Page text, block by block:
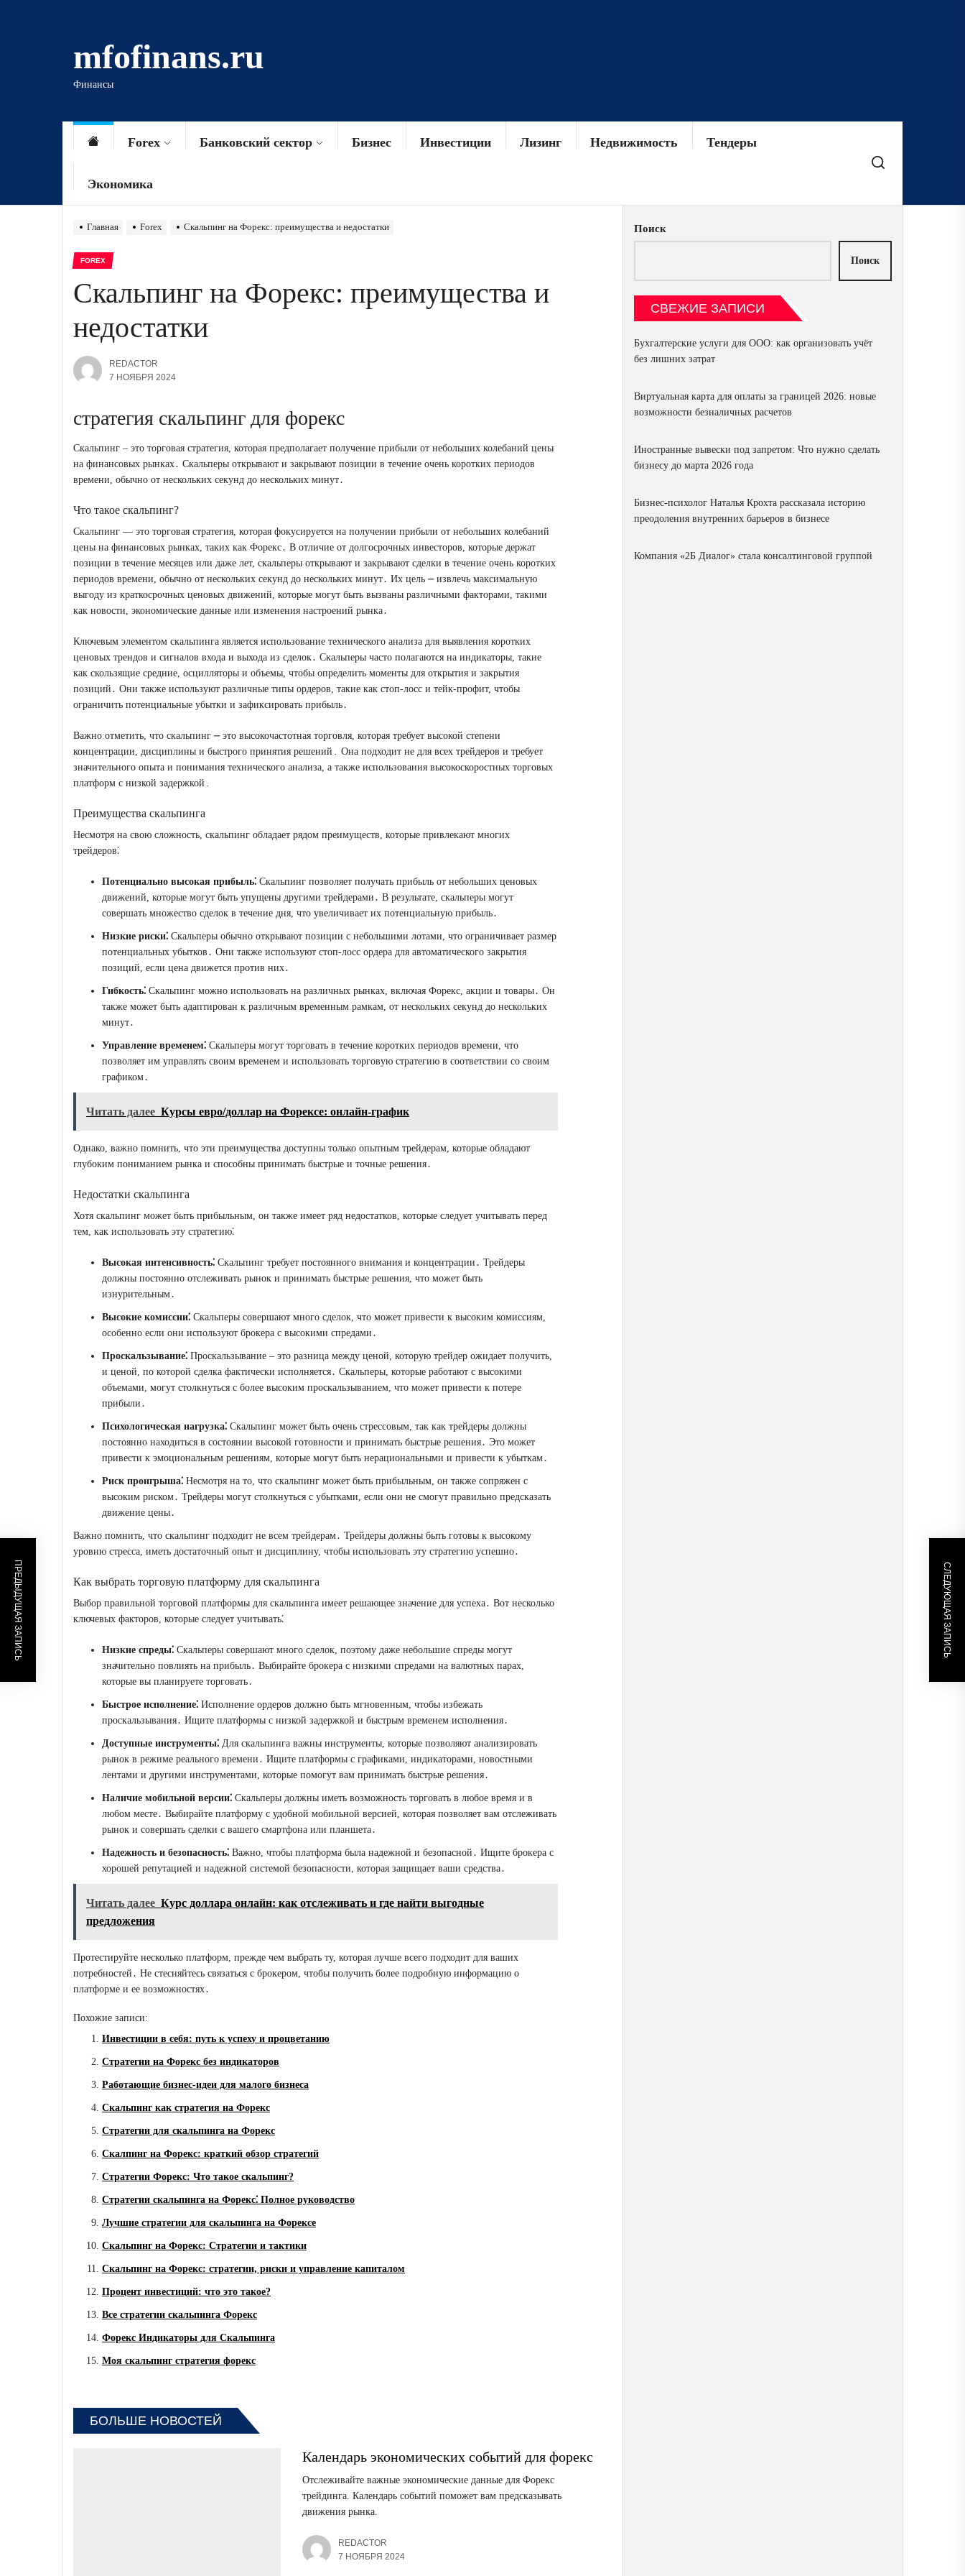
mfofinans.ru
Финансы
Forex Банковский сектор Бизнес Инвестиции Лизинг Недвижимость Тендеры
Экономика
Главная Forex Скальпинг на Форекс: преимущества и недостатки
FOREX
Скальпинг на Форекс: преимущества и
недостатки
REDACTOR
7 НОЯБРЯ 2024
стратегия скальпинг для форекс
Скальпинг – это торговая стратегия, которая предполагает получение прибыли от небольших колебаний цены
на финансовых рынках․ Скальперы открывают и закрывают позиции в течение очень коротких периодов
времени, обычно от нескольких секунд до нескольких минут․
Что такое скальпинг?
Скальпинг ― это торговая стратегия, которая фокусируется на получении прибыли от небольших колебаний
цены на финансовых рынках, таких как Форекс․ В отличие от долгосрочных инвесторов, которые держат
позиции в течение месяцев или даже лет, скальперы открывают и закрывают сделки в течение очень коротких
периодов времени, обычно от нескольких секунд до нескольких минут․ Их цель ⎼ извлечь максимальную
выгоду из краткосрочных ценовых движений, которые могут быть вызваны различными факторами, такими
как новости, экономические данные или изменения настроений рынка․
Ключевым элементом скальпинга является использование технического анализа для выявления коротких
ценовых трендов и сигналов входа и выхода из сделок․ Скальперы часто полагаются на индикаторы, такие
как скользящие средние, осцилляторы и объемы, чтобы определить моменты для открытия и закрытия
позиций․ Они также используют различные типы ордеров, такие как стоп-лосс и тейк-профит, чтобы
ограничить потенциальные убытки и зафиксировать прибыль․
Важно отметить, что скальпинг ⎼ это высокочастотная торговля, которая требует высокой степени
концентрации, дисциплины и быстрого принятия решений․ Она подходит не для всех трейдеров и требует
значительного опыта и понимания технического анализа, а также использования высокоскоростных торговых
платформ с низкой задержкой․
Преимущества скальпинга
Несмотря на свою сложность, скальпинг обладает рядом преимуществ, которые привлекают многих
трейдеров⁚
Потенциально высокая прибыль⁚ Скальпинг позволяет получать прибыль от небольших ценовых
движений, которые могут быть упущены другими трейдерами․ В результате, скальперы могут
совершать множество сделок в течение дня, что увеличивает их потенциальную прибыль․
Низкие риски⁚ Скальперы обычно открывают позиции с небольшими лотами, что ограничивает размер
потенциальных убытков․ Они также используют стоп-лосс ордера для автоматического закрытия
позиций, если цена движется против них․
Гибкость⁚ Скальпинг можно использовать на различных рынках, включая Форекс, акции и товары․ Он
также может быть адаптирован к различным временным рамкам, от нескольких секунд до нескольких
минут․
Управление временем⁚ Скальперы могут торговать в течение коротких периодов времени, что
позволяет им управлять своим временем и использовать торговую стратегию в соответствии со своим
графиком․
Читать далее Курсы евро/доллар на Форексе: онлайн-график
Однако, важно помнить, что эти преимущества доступны только опытным трейдерам, которые обладают
глубоким пониманием рынка и способны принимать быстрые и точные решения․
Недостатки скальпинга
Хотя скальпинг может быть прибыльным, он также имеет ряд недостатков, которые следует учитывать перед
тем, как использовать эту стратегию⁚
Высокая интенсивность⁚ Скальпинг требует постоянного внимания и концентрации․ Трейдеры
должны постоянно отслеживать рынок и принимать быстрые решения, что может быть
изнурительным․
Высокие комиссии⁚ Скальперы совершают много сделок, что может привести к высоким комиссиям,
особенно если они используют брокера с высокими спредами․
Проскальзывание⁚ Проскальзывание – это разница между ценой, которую трейдер ожидает получить,
и ценой, по которой сделка фактически исполняется․ Скальперы, которые работают с высокими
объемами, могут столкнуться с более высоким проскальзыванием, что может привести к потере
прибыли․
Психологическая нагрузка⁚ Скальпинг может быть очень стрессовым, так как трейдеры должны
постоянно находиться в состоянии высокой готовности и принимать быстрые решения․ Это может
привести к эмоциональным решениям, которые могут быть нерациональными и привести к убыткам․
Риск проигрыша⁚ Несмотря на то, что скальпинг может быть прибыльным, он также сопряжен с
высоким риском․ Трейдеры могут столкнуться с убытками, если они не смогут правильно предсказать
движение цены․
Важно помнить, что скальпинг подходит не всем трейдерам․ Трейдеры должны быть готовы к высокому
уровню стресса, иметь достаточный опыт и дисциплину, чтобы использовать эту стратегию успешно․
Как выбрать торговую платформу для скальпинга
Выбор правильной торговой платформы для скальпинга имеет решающее значение для успеха․ Вот несколько
ключевых факторов, которые следует учитывать⁚
Низкие спреды⁚ Скальперы совершают много сделок, поэтому даже небольшие спреды могут
значительно повлиять на прибыль․ Выбирайте брокера с низкими спредами на валютных парах,
которые вы планируете торговать․
Быстрое исполнение⁚ Исполнение ордеров должно быть мгновенным, чтобы избежать
проскальзывания․ Ищите платформы с низкой задержкой и быстрым временем исполнения․
Доступные инструменты⁚ Для скальпинга важны инструменты, которые позволяют анализировать
рынок в режиме реального времени․ Ищите платформы с графиками, индикаторами, новостными
лентами и другими инструментами, которые помогут вам принимать быстрые решения․
Наличие мобильной версии⁚ Скальперы должны иметь возможность торговать в любое время и в
любом месте․ Выбирайте платформу с удобной мобильной версией, которая позволяет вам отслеживать
рынок и совершать сделки с вашего смартфона или планшета․
Надежность и безопасность⁚ Важно, чтобы платформа была надежной и безопасной․ Ищите брокера с
хорошей репутацией и надежной системой безопасности, которая защищает ваши средства․
Читать далее Курс доллара онлайн: как отслеживать и где найти выгодные
предложения
Протестируйте несколько платформ, прежде чем выбрать ту, которая лучше всего подходит для ваших
потребностей․ Не стесняйтесь связаться с брокером, чтобы получить более подробную информацию о
платформе и ее возможностях․
Похожие записи:
Инвестиции в себя: путь к успеху и процветанию
Стратегии на Форекс без индикаторов
Работающие бизнес-идеи для малого бизнеса
Скальпинг как стратегия на Форекс
Стратегии для скальпинга на Форекс
Скалпинг на Форекс: краткий обзор стратегий
Стратегии Форекс: Что такое скальпинг?
Стратегии скальпинга на Форекс⁚ Полное руководство
Лучшие стратегии для скальпинга на Форексе
Скальпинг на Форекс: Стратегии и тактики
Скальпинг на Форекс: стратегии, риски и управление капиталом
Процент инвестиций: что это такое?
Все стратегии скальпинга Форекс
Форекс Индикаторы для Скальпинга
Моя скальпинг стратегия форекс
ПРЕДЫДУЩАЯ ЗАПИСЬ СЛЕДУЮЩАЯ ЗАПИСЬ
БОЛЬШЕ НОВОСТЕЙ
Календарь экономических событий для форекс
Отслеживайте важные экономические данные для Форекс
трейдинга. Календарь событий поможет вам предсказывать
движения рынка.
REDACTOR
7 НОЯБРЯ 2024
Поиск
Поиск
СВЕЖИЕ ЗАПИСИ
Бухгалтерские услуги для ООО: как организовать учёт
без лишних затрат
Виртуальная карта для оплаты за границей 2026: новые
возможности безналичных расчетов
Иностранные вывески под запретом: Что нужно сделать
бизнесу до марта 2026 года
Бизнес-психолог Наталья Крохта рассказала историю
преодоления внутренних барьеров в бизнесе
Компания «2Б Диалог» стала консалтинговой группой